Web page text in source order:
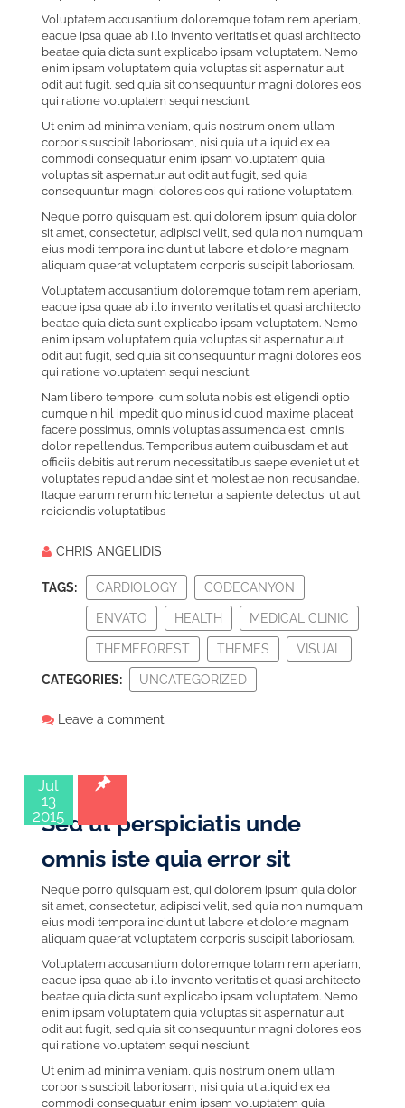
Voluptatem accusantium doloremque totam rem aperiam,
eaque ipsa quae ab illo invento veritatis et quasi architecto
beatae quia dicta sunt explicabo ipsam voluptatem. Nemo
enim ipsam voluptatem quia voluptas sit aspernatur aut
odit aut fugit, sed quia sit consequuntur magni dolores eos
qui ratione voluptatem sequi nesciunt.
Ut enim ad minima veniam, quis nostrum onem ullam
corporis suscipit laboriosam, nisi quia ut aliquid ex ea
commodi consequatur enim ipsam voluptatem quia
voluptas sit aspernatur aut odit aut fugit, sed quia
consequuntur magni dolores eos qui ratione voluptatem.
Neque porro quisquam est, qui dolorem ipsum quia dolor
sit amet, consectetur, adipisci velit, sed quia non numquam
eius modi tempora incidunt ut labore et dolore magnam
aliquam quaerat voluptatem corporis suscipit laboriosam.
Voluptatem accusantium doloremque totam rem aperiam,
eaque ipsa quae ab illo invento veritatis et quasi architecto
beatae quia dicta sunt explicabo ipsam voluptatem. Nemo
enim ipsam voluptatem quia voluptas sit aspernatur aut
odit aut fugit, sed quia sit consequuntur magni dolores eos
qui ratione voluptatem sequi nesciunt.
Nam libero tempore, cum soluta nobis est eligendi optio
cumque nihil impedit quo minus id quod maxime placeat
facere possimus, omnis voluptas assumenda est, omnis
dolor repellendus. Temporibus autem quibusdam et aut
officiis debitis aut rerum necessitatibus saepe eveniet ut et
voluptates repudiandae sint et molestiae non recusandae.
Itaque earum rerum hic tenetur a sapiente delectus, ut aut
reiciendis voluptatibus
CHRIS ANGELIDIS
TAGS: CARDIOLOGY CODECANYON
ENVATO HEALTH MEDICAL CLINIC
THEMEFOREST THEMES VISUAL
CATEGORIES: UNCATEGORIZED
Leave a comment
Jul
13
2015
Sed ut perspiciatis unde
omnis iste quia error sit
Neque porro quisquam est, qui dolorem ipsum quia dolor
sit amet, consectetur, adipisci velit, sed quia non numquam
eius modi tempora incidunt ut labore et dolore magnam
aliquam quaerat voluptatem corporis suscipit laboriosam.
Voluptatem accusantium doloremque totam rem aperiam,
eaque ipsa quae ab illo invento veritatis et quasi architecto
beatae quia dicta sunt explicabo ipsam voluptatem. Nemo
enim ipsam voluptatem quia voluptas sit aspernatur aut
odit aut fugit, sed quia sit consequuntur magni dolores eos
qui ratione voluptatem sequi nesciunt.
Ut enim ad minima veniam, quis nostrum onem ullam
corporis suscipit laboriosam, nisi quia ut aliquid ex ea
commodi consequatur enim ipsam voluptatem quia